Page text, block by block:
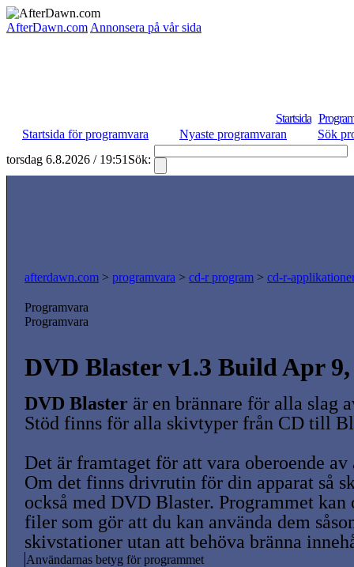
AfterDawn.com Annonsera på vår sida
Startsida
Startsida för programvara
Nyaste programvaran
Sök
torsdag 6.8.2026 / 19:51 Sök:
afterdawn.com > programvara > cd-r program > cd-r-
Programvara
Programvara
DVD Blaster v1.3 Build Apr 9,
DVD Blaster är en brännare för alla slag
Stöd finns för alla skivtyper från CD till
Det är framtaget för att vara oberoende av
Om det finns drivrutin för din apparat så
också med DVD Blaster. Programmet kan
filer som gör att du kan använda dem
skivstationer utan att behöva bränna
Användarnas betyg för programmet